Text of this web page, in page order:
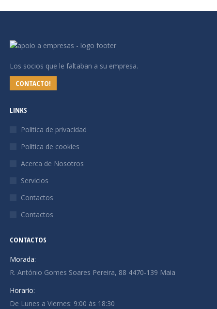
Los socios que le faltaban a su empresa.
CONTACTO!
LINKS
Política de privacidad
Política de cookies
Acerca de Nosotros
Servicios
Contactos
Contactos
CONTACTOS
Morada:
R. António Gomes Soares Pereira, 88 4470-139 Maia
Horario:
De Lunes a Viernes: 9:00 às 18:30